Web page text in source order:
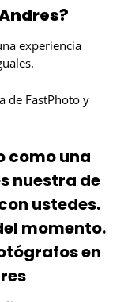
experiencia
de FastPhoto y
como una
nuestra de
ustedes.
momento.
en